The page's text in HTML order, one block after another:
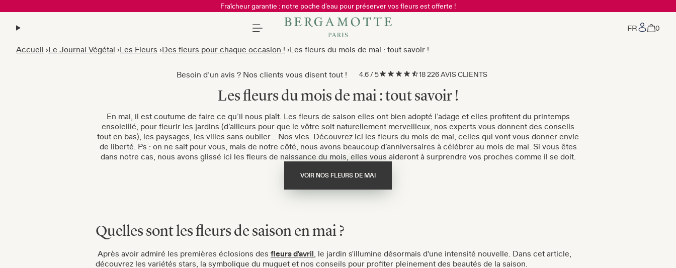
Fraîcheur garantie : notre poche d’eau pour préserver vos fleurs est offerte !
Mon
0
Accueil Le Journal Végétal Les Fleurs Des fleurs pour chaque occasion ! Les fleurs du mois de mai : tout savoir !
Besoin d’un avis ? Nos clients vous disent tout ! 4.6 / 5 18 226 AVIS CLIENTS
Les fleurs du mois de mai : tout savoir !
En mai, il est coutume de faire ce qu’il nous plaît. Les fleurs de saison elles ont bien adopté l’adage et elles profitent du printemps
ensoleillé, pour fleurir les jardins (d’ailleurs pour que le vôtre soit naturellement merveilleux, nos experts vous donnent des conseils
tout en bas), les paysages, les villes sans oublier… Nos vies. Découvrez ici les fleurs du mois de mai, celles qui vont vous donner envie
de liberté. Ps : on ne sait pour vous, mais de notre côté, nous avons beaucoup d’anniversaires à célébrer au mois de mai. Si vous êtes
dans notre cas, nous avons glissé ici les fleurs de naissance du mois, elles vous aideront à surprendre vos proches comme il se doit.
VOIR NOS FLEURS DE MAI
Quelles sont les fleurs de saison en mai ?
Après avoir admiré les premières éclosions des fleurs d'avril , le jardin s'illumine désormais d'une intensité nouvelle. Dans cet article,
découvrez les variétés stars, la symbolique du muguet et nos conseils pour profiter pleinement des beautés de la saison.